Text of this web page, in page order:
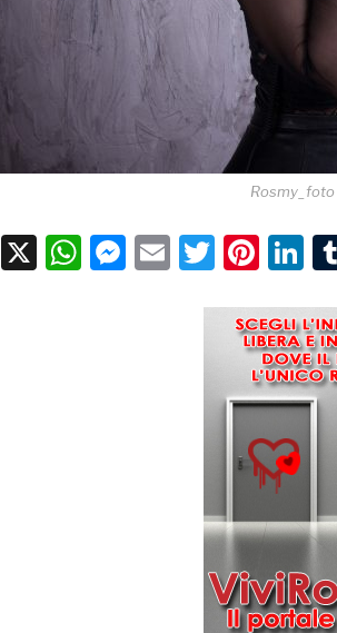
Rosmy_foto
Facebook
X WhatsApp
Messenger
EmailTwitter